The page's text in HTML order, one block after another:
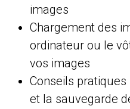
images
Chargement des
ordinateur ou le
vos images
Conseils
et la sauvegarde